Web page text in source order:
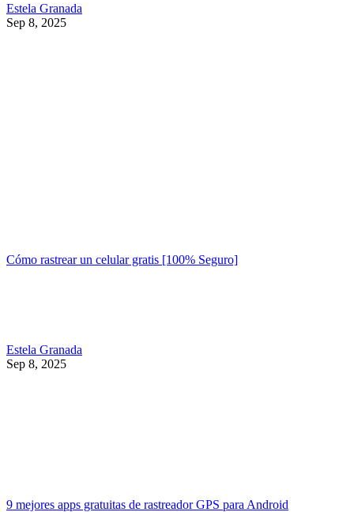
Estela Granada
Sep 8, 2025
Cómo rastrear un celular gratis [100% Seguro]
Estela Granada
Sep 8, 2025
9 mejores apps gratuitas de rastreador GPS para Android